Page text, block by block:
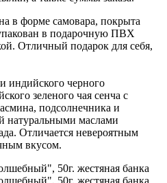
в форме самовара, покрыта
в подарочную ПВХ
Отличный подарок для себя,
индийского черного
зеленого чая сенча с
подсолнечника и
натуральными маслами
Отличается невероятным
вкусом.